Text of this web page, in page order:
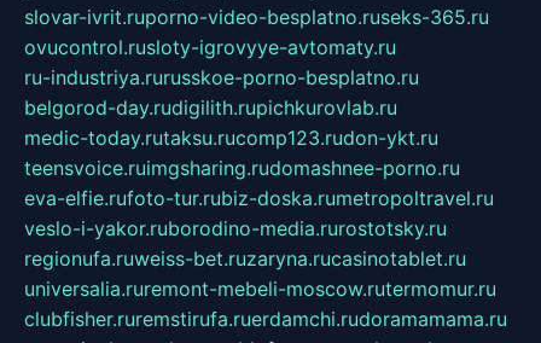
slovar-ivrit.ruporno-video-besplatno.ruseks-365.ru
ovucontrol.rusloty-igrovyye-avtomaty.ru
ru-industriya.rurusskoe-porno-besplatno.ru
belgorod-day.rudigilith.rupichkurovlab.ru
medic-today.rutaksu.rucomp123.rudon-ykt.ru
teensvoice.ruimgsharing.rudomashnee-porno.ru
eva-elfie.rufoto-tur.rubiz-doska.rumetropoltravel.ru
veslo-i-yakor.ruborodino-media.rurostotsky.ru
regionufa.ruweiss-bet.ruzaryna.rucasinotablet.ru
universalia.ruremont-mebeli-moscow.rutermomur.ru
clubfisher.ruremstirufa.ruerdamchi.rudoramamama.ru